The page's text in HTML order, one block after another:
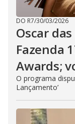
DO R7/30/03/2026
Oscar
Fazenda
Awards;
O programa
Lançamento’